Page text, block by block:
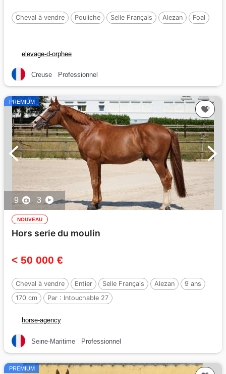
Cheval à vendre Pouliche Selle Français Alezan Foal
elevage-d-orphee
Creuse Professionnel
PREMIUM
9 3
NOUVEAU
Hors serie du moulin
< 50 000 €
Cheval à vendre Entier Selle Français Alezan
9 ans
170 cm
Par : Intouchable 27
horse-agency
Seine-Maritime Professionnel
PREMIUM